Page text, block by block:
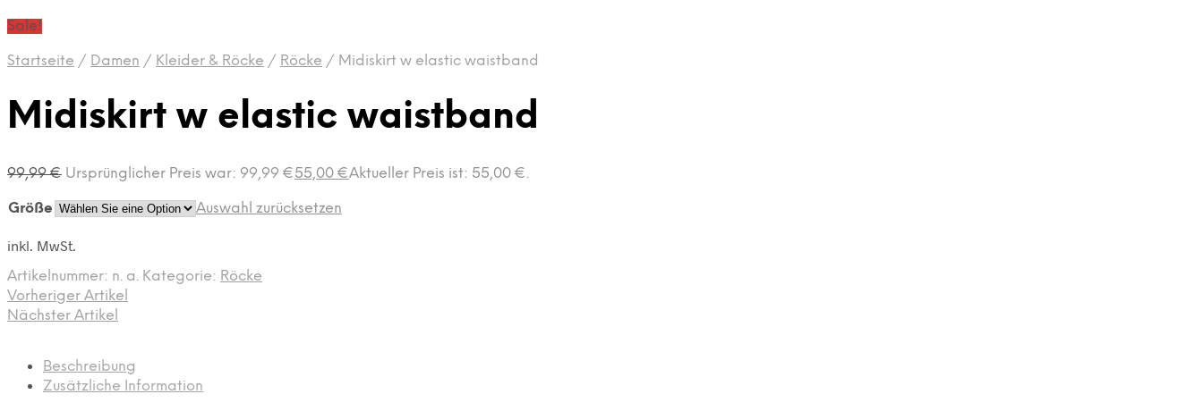
Sale!
Startseite / Damen / Kleider & Röcke / Röcke / Midiskirt w elastic waistband
Midiskirt w elastic waistband
99,99€ Ursprünglicher Preis war: 99,99 €55,00 €Aktueller Preis ist: 55,00 €.
Größe Auswahl zurücksetzen
inkl. MwSt.
Artikelnummer: n. a. Kategorie: Röcke
Vorheriger Artikel
Nächster Artikel
Beschreibung
Zusätzliche Information